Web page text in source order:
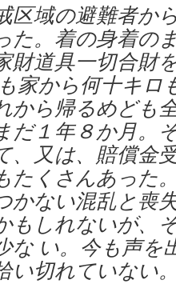
区域の避難者か
た。着の身着の
財道具一切合財
家から何十キロ
から帰るめども
だ１年８か月。
、又は、賠償金
たくさんあった
かない混乱と喪
もしれないが、
な い。今も声を
い切れていない